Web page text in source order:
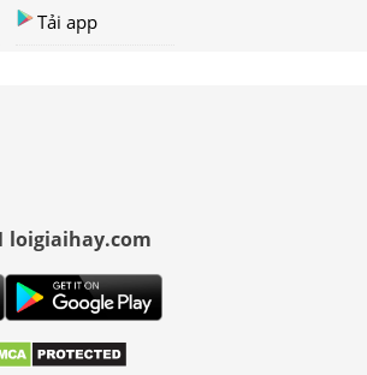
Tải app
loigiaihay.com